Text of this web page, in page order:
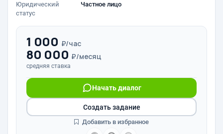
Юридический
статус
Частное лицо
1 000 ₽/час
80 000 ₽/месяц
средняя ставка
Начать диалог
Создать задание
Добавить в избранное